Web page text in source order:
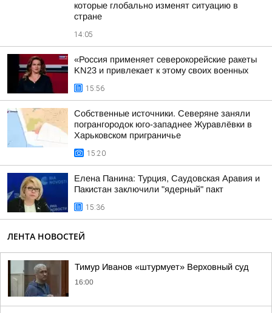
которые глобально изменят ситуацию в
стране
14:05
«Россия применяет северокорейские ракеты
KN23 и привлекает к этому своих военных
15:56
Собственные источники. Северяне заняли
погрангородок юго-западнее Журавлёвки в
Харьковском приграничье
15:20
Елена Панина: Турция, Саудовская Аравия и
Пакистан заключили "ядерный" пакт
15:36
ЛЕНТА НОВОСТЕЙ
Тимур Иванов «штурмует» Верховный суд
16:00